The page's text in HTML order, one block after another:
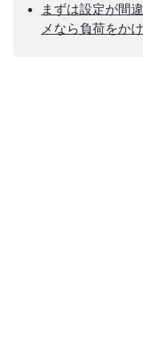
まずは設定が間
メなら負荷をか